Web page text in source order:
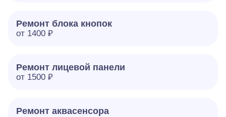
Ремонт блока кнопок
от 1400 ₽
Ремонт лицевой панели
от 1500 ₽
Ремонт аквасенсора